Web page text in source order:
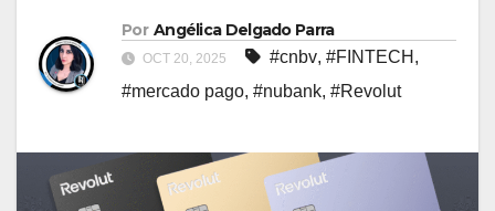
Por Angélica Delgado Parra
OCT 20, 2025 #cnbv, #FINTECH ,
#mercado pago, #nubank, #Revolut